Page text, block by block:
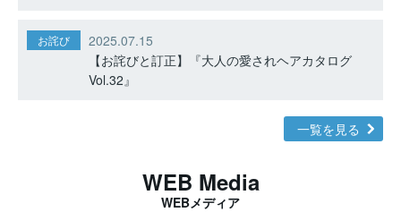
お詫び
2025.07.15
【お詫びと訂正】『大人の愛されヘアカタログ
Vol.32』
一覧を見る
WEB Media
WEBメディア